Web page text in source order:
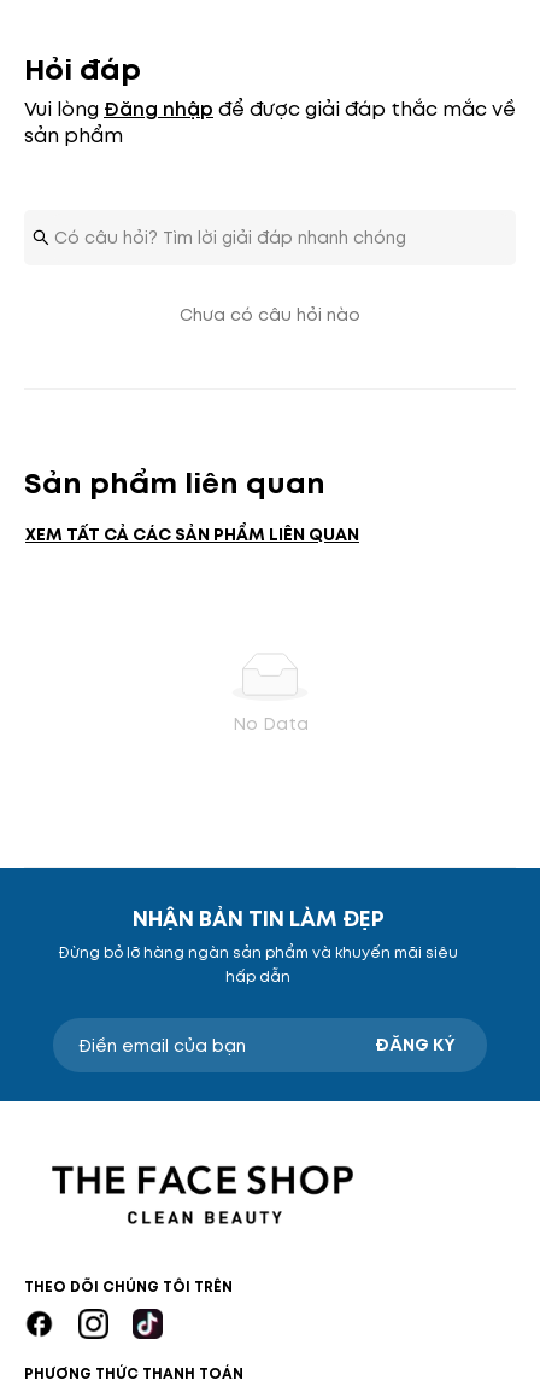
Hỏi đáp
Vui lòng Đăng nhập để được giải đáp thắc mắc về
sản phẩm
Chưa có câu hỏi nào
Sản phẩm liên quan
XEM TẤT CẢ CÁC SẢN PHẨM LIÊN QUAN
No Data
NHẬN BẢN TIN LÀM ĐẸP
Đừng bỏ lỡ hàng ngàn sản phẩm và khuyến mãi siêu
hấp dẫn
ĐĂNG KÝ
THEO DÕI CHÚNG TÔI TRÊN
PHƯƠNG THỨC THANH TOÁN